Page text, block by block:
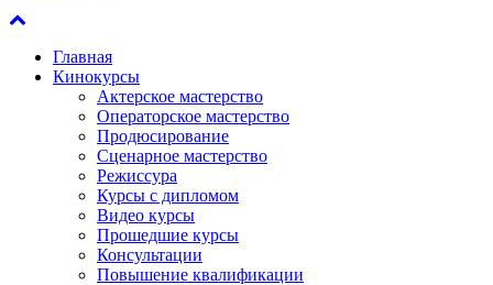
Главная
Кинокурсы
Актерское мастерство
Операторское мастерство
Продюсирование
Сценарное мастерство
Режиссура
Курсы с дипломом
Видео курсы
Прошедшие курсы
Консультации
Повышение квалификации